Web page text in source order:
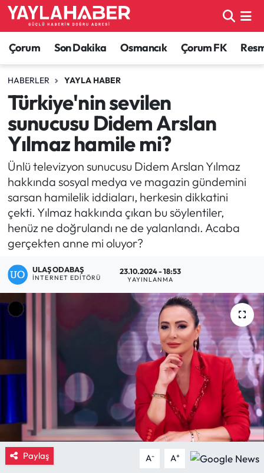
Çorum Son Dakika Osmancık Çorum FK
HABERLER YAYLA HABER
Türkiye'nin sevilen
sunucusu Didem Arslan
Yılmaz hamile mi?
Ünlü televizyon sunucusu Didem Arslan Yılmaz
hakkında sosyal medya ve magazin gündemini
sarsan hamilelik iddiaları, herkesin dikkatini
çekti. Yılmaz hakkında çıkan bu söylentiler,
henüz ne doğrulandı ne de yalanlandı. Acaba
gerçekten anne mi oluyor?
ULAŞ ODABAŞ
İNTERNET EDITÖRÜ
23.10.2024 - 18:53
YAYINLANMA
Paylaş A- A+
Alaca Haberleri
Bayat Haberleri
Bilgi - Keşfet Haberleri
Bilim ve Teknoloji
Boğazkale Haberleri
Çorum Haberleri
Çorum Son Dakika Haberleri
İskilip Haberleri
Kargı Haberleri
Kimdir?
Kültür Sanat
Çorum Nöbetçi Eczaneler
Çorum Hava Durumu
Çorum Namaz Vakitleri
Çorum Trafik Yoğunluk Haritası
TFF 1.Lig Puan Durumu ve Fikstür
Tüm Manşetler
Son Dakika Haberleri